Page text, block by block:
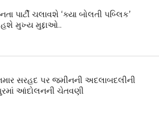
પાર્ટી ચલાવશે ‘ક્યા બોલતી પબ્લિક’
મુખ્ય મુદ્દાઓ..
સરહદ પર જમીનની અદલાબદલીની
આંદોલનની ચેતવણી